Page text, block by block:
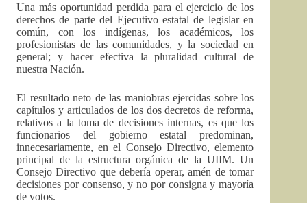
Una más oportunidad perdida para el ejercicio de los
derechos de parte del Ejecutivo estatal de legislar en
común, con los indígenas, los académicos, los
profesionistas de las comunidades, y la sociedad en
general; y hacer efectiva la pluralidad cultural de
nuestra Nación.
El resultado neto de las maniobras ejercidas sobre los
capítulos y articulados de los dos decretos de reforma,
relativos a la toma de decisiones internas, es que los
funcionarios del gobierno estatal predominan,
innecesariamente, en el Consejo Directivo, elemento
principal de la estructura orgánica de la UIIM. Un
Consejo Directivo que debería operar, amén de tomar
decisiones por consenso, y no por consigna y mayoría
de votos.